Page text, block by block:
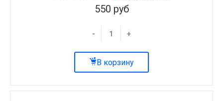
550 руб
- +
В корзину